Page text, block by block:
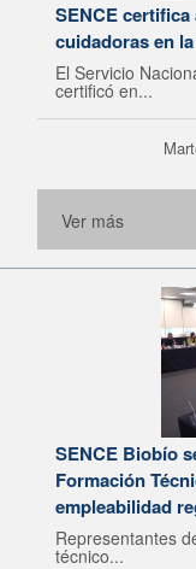
SENCE
cuidadoras en
El Servicio
certificó en...
Ver más
SENCE Biobío
Formación
empleabilidad
Representantes
técnico...